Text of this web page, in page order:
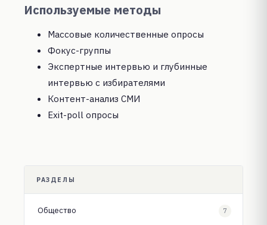
Используемые методы
Массовые количественные опросы
Фокус-группы
Экспертные интервью и глубинные
интервью с избирателями
Контент-анализ СМИ
Exit-poll опросы
РАЗДЕЛЫ
Общество 7